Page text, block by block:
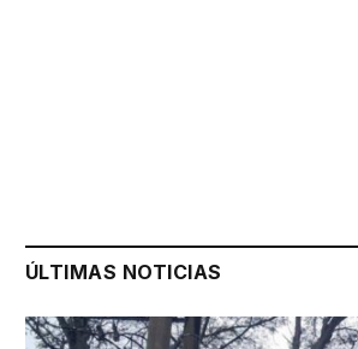
ÚLTIMAS NOTICIAS